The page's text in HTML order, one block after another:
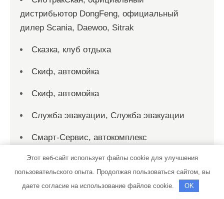
дистрибьютор DongFeng, официальный
дилер Scania, Daewoo, Sitrak
Сказка, клуб отдыха
Скиф, автомойка
Скиф, автомойка
Служба эвакуации, Служба эвакуации
Смарт-Сервис, автокомплекс
Созвездие Тельца, автокомплекс
Этот веб-сайт использует файлы cookie для улучшения
пользовательского опыта. Продолжая пользоваться сайтом, вы
даете согласие на использование файлов cookie.
OK